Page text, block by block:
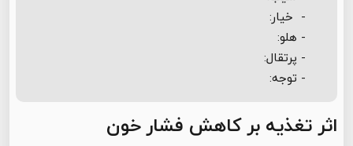
- خیار:
- هلو:
- پرتقال:
- توجه:
اثر تغذیه بر کاهش فشار خون